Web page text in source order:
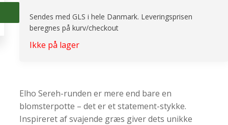
Sendes med GLS i hele Danmark. Leveringsprisen
beregnes på kurv/checkout
Ikke på lager
Elho Sereh-runden er mere end bare en
blomsterpotte – det er et statement-stykke.
Inspireret af svajende græs giver dets unikke